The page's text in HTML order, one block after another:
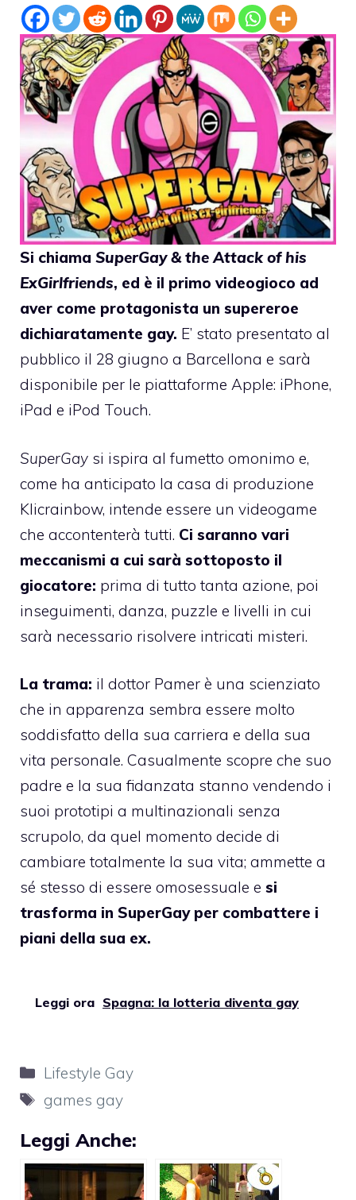
Si chiama SuperGay & the Attack of his
ExGirlfriends, ed è il primo videogioco ad
aver come protagonista un supereroe
dichiaratamente gay. E’ stato presentato al
pubblico il 28 giugno a Barcellona e sarà
disponibile per le piattaforme Apple: iPhone,
iPad e iPod Touch.
SuperGay si ispira al fumetto omonimo e,
come ha anticipato la casa di produzione
Klicrainbow, intende essere un videogame
che accontenterà tutti. Ci saranno vari
meccanismi a cui sarà sottoposto il
giocatore: prima di tutto tanta azione, poi
inseguimenti, danza, puzzle e livelli in cui
sarà necessario risolvere intricati misteri.
La trama: il dottor Pamer è una scienziato
che in apparenza sembra essere molto
soddisfatto della sua carriera e della sua
vita personale. Casualmente scopre che suo
padre e la sua fidanzata stanno vendendo i
suoi prototipi a multinazionali senza
scrupolo, da quel momento decide di
cambiare totalmente la sua vita; ammette a
sé stesso di essere omosessuale e si
trasforma in SuperGay per combattere i
piani della sua ex.
Leggi ora Spagna: la lotteria diventa gay
Categorie
Lifestyle Gay
Tag
games gay
Leggi Anche: